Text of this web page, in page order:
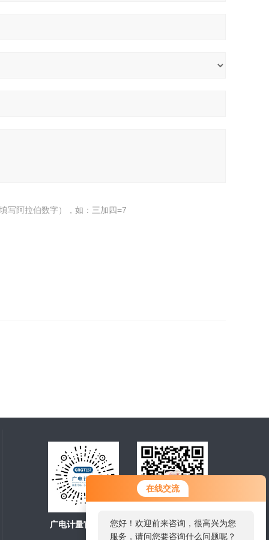
在线交流
您好！欢迎前来咨询，很高兴为您
服务，请问您要咨询什么问题呢？
您好，看您停留很久了，是否找到
写阿拉伯数字），如：三加四=7
扫一扫，关注微信
广电计量官方商城